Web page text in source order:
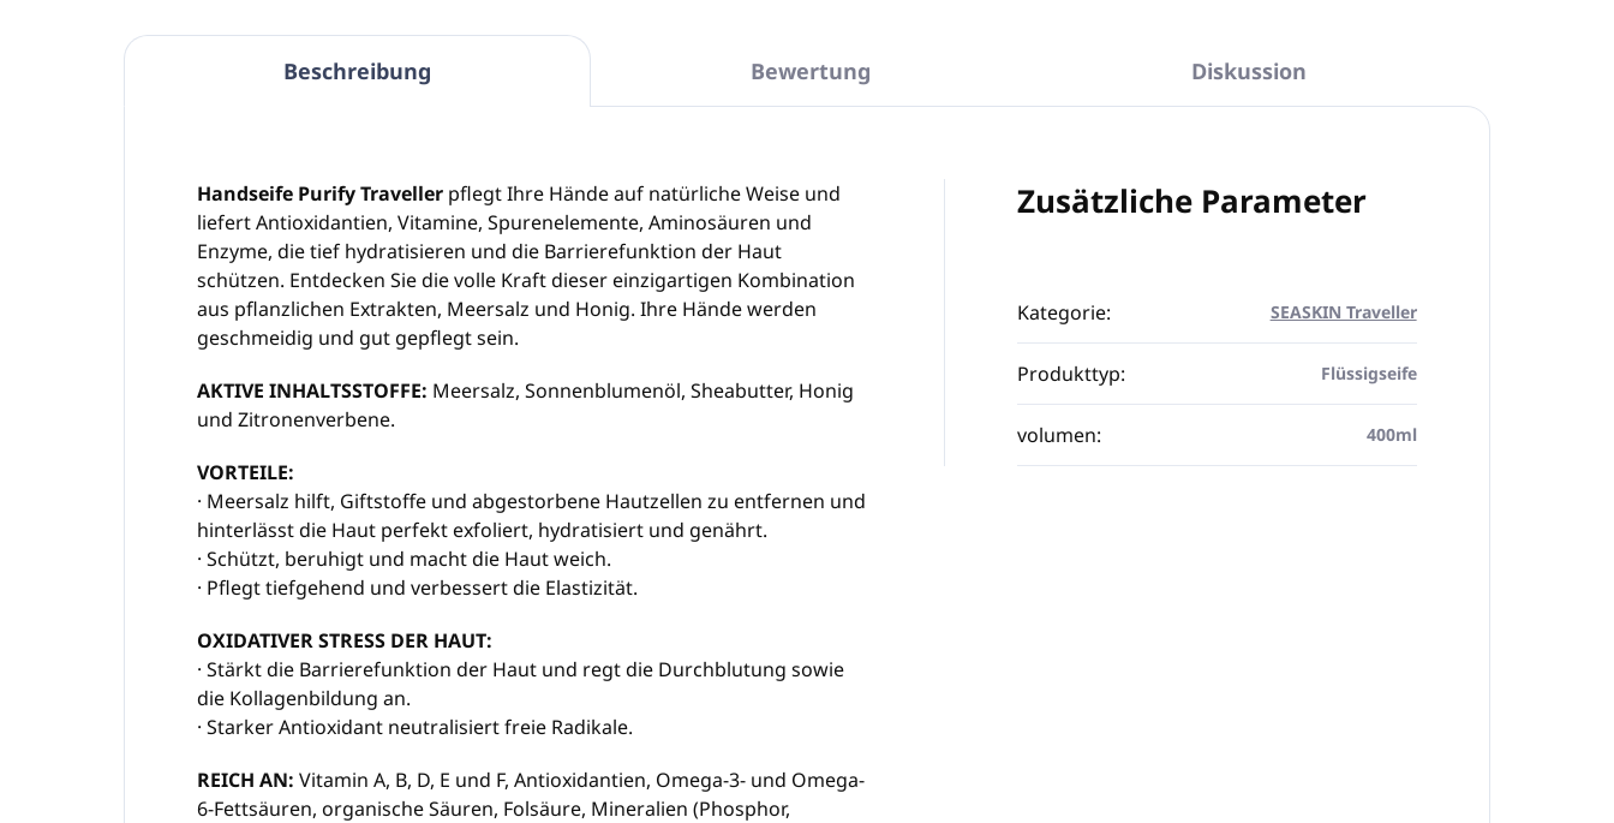
Beschreibung Bewertung Diskussion
Handseife Purify Traveller pflegt Ihre Hände auf natürliche Weise und
liefert Antioxidantien, Vitamine, Spurenelemente, Aminosäuren und
Enzyme, die tief hydratisieren und die Barrierefunktion der Haut
schützen. Entdecken Sie die volle Kraft dieser einzigartigen Kombination
aus pflanzlichen Extrakten, Meersalz und Honig. Ihre Hände werden
geschmeidig und gut gepflegt sein.
AKTIVE INHALTSSTOFFE: Meersalz, Sonnenblumenöl, Sheabutter, Honig
und Zitronenverbene.
VORTEILE:
· Meersalz hilft, Giftstoffe und abgestorbene Hautzellen zu entfernen und
hinterlässt die Haut perfekt exfoliert, hydratisiert und genährt.
· Schützt, beruhigt und macht die Haut weich.
· Pflegt tiefgehend und verbessert die Elastizität.
OXIDATIVER STRESS DER HAUT:
· Stärkt die Barrierefunktion der Haut und regt die Durchblutung sowie
die Kollagenbildung an.
· Starker Antioxidant neutralisiert freie Radikale.
REICH AN: Vitamin A, B, D, E und F, Antioxidantien, Omega-3- und Omega-
6-Fettsäuren, organische Säuren, Folsäure, Mineralien (Phosphor,
Zusätzliche Parameter
Kategorie: SEASKIN Traveller
Produkttyp: Flüssigseife
volumen: 400ml